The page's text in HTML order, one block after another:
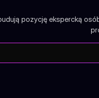
pozycję ekspercką